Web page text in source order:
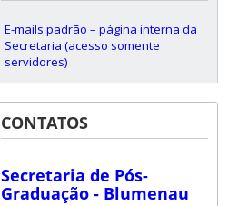
E-mails padrão – página interna da
Secretaria (acesso somente
servidores)
CONTATOS
Secretaria de Pós-
Graduação - Blumenau